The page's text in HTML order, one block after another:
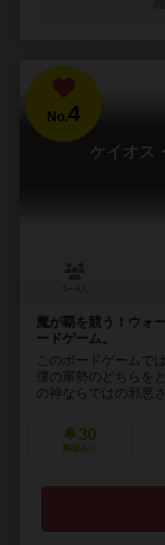
No.4
ケイオス
魔が覇を競う！ウォ
ードゲーム。
このボードゲームで
僕の軍勢のどちらを
の神ならではの邪悪
30
興味あり